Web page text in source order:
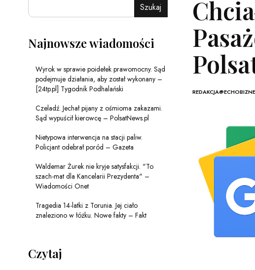
Szukaj
Najnowsze wiadomości
Wyrok w sprawie poidełek prawomocny. Sąd
podejmuje działania, aby został wykonany –
[24tp.pl] Tygodnik Podhalański
Czeladź. Jechał pijany z ośmioma zakazami.
Sąd wypuścił kierowcę – PolsatNews.pl
Nietypowa interwencja na stacji paliw.
Policjant odebrał poród – Gazeta
Waldemar Żurek nie kryje satysfakcji. "To
szach-mat dla Kancelarii Prezydenta" –
Wiadomości Onet
Tragedia 14-latki z Torunia. Jej ciało
znaleziono w łóżku. Nowe fakty – Fakt
Czytaj